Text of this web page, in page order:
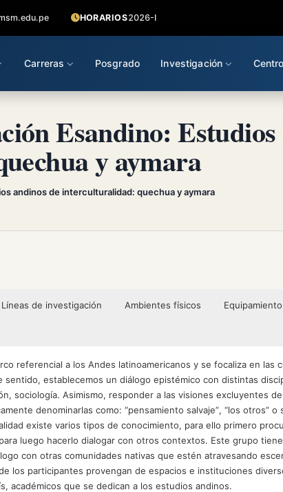
HORARIOS2026-I
Carreras Posgrado Investigación
Esandino: Estudios
y aymara
andinos de interculturalidad: quechua y aymara
Líneas de investigación Ambientes físicos
referencial a los Andes latinoamericanos y se focaliza en las
establecemos un diálogo epistémico con distintas
sociología. Asimismo, responder a las visiones excluyentes
denominarlas como: “pensamiento salvaje”, “los otros” o
existe varios tipos de conocimiento, para ello primero
luego hacerlo dialogar con otros contextos. Este grupo
con otras comunidades nativas que estén atravesando
los participantes provengan de espacios e instituciones
académicos que se dedican a los estudios andinos.